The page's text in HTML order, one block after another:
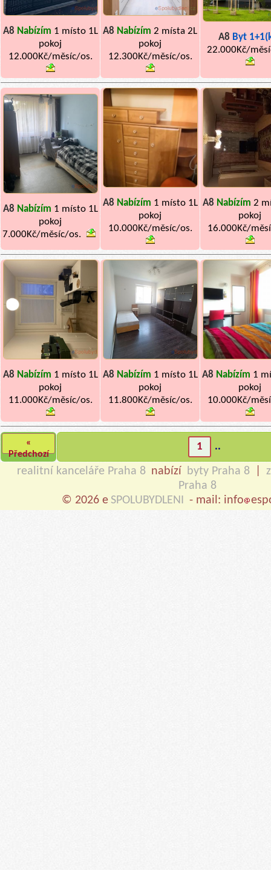
A8 Nabízím 1 místo 1L
pokoj
12.000Kč/měsíc/os.
A8 Nabízím 2 místa 2L
pokoj
12.300Kč/měsíc/os.
A8 Byt
22.000Kč/
A8 Nabízím 1 místo 1L
pokoj
7.000Kč/měsíc/os.
A8 Nabízím 1 místo 1L
pokoj
10.000Kč/měsíc/os.
A8 Nabízím 2
pokoj
16.000Kč/
A8 Nabízím 1 místo 1L
pokoj
11.000Kč/měsíc/os.
A8 Nabízím 1 místo 1L
pokoj
11.800Kč/měsíc/os.
A8 Nabízím 1
pokoj
10.000Kč/
«
Předchozí
1 ..
realitní kanceláře Praha 8 nabízí byty Praha 8
Praha 8
© 2026 e SPOLUBYDLENI - mail: info